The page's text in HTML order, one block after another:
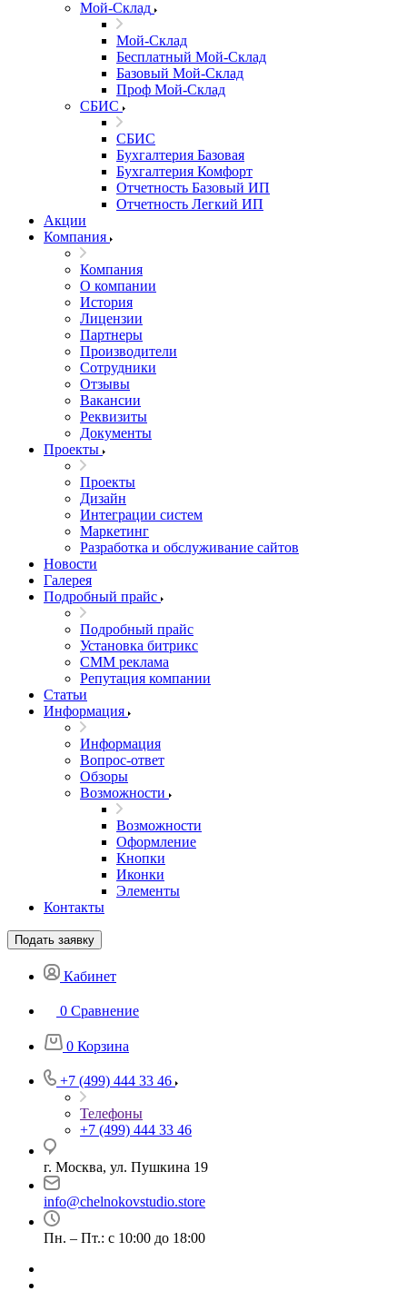
Мой-Склад
Мой-Склад
Бесплатный Мой-Склад
Базовый Мой-Склад
Проф Мой-Склад
СБИС
СБИС
Бухгалтерия Базовая
Бухгалтерия Комфорт
Отчетность Базовый ИП
Отчетность Легкий ИП
Акции
Компания
Компания
О компании
История
Лицензии
Партнеры
Производители
Сотрудники
Отзывы
Вакансии
Реквизиты
Документы
Проекты
Проекты
Дизайн
Интеграции систем
Маркетинг
Разработка и обслуживание сайтов
Новости
Галерея
Подробный прайс
Подробный прайс
Установка битрикс
CMM реклама
Репутация компании
Статьи
Информация
Информация
Вопрос-ответ
Обзоры
Возможности
Возможности
Оформление
Кнопки
Иконки
Элементы
Контакты
Подать заявку
Кабинет
0 Сравнение
0 Корзина
+7 (499) 444 33 46
Телефоны
+7 (499) 444 33 46
г. Москва, ул. Пушкина 19
info@chelnokovstudio.store
Пн. – Пт.: с 10:00 до 18:00